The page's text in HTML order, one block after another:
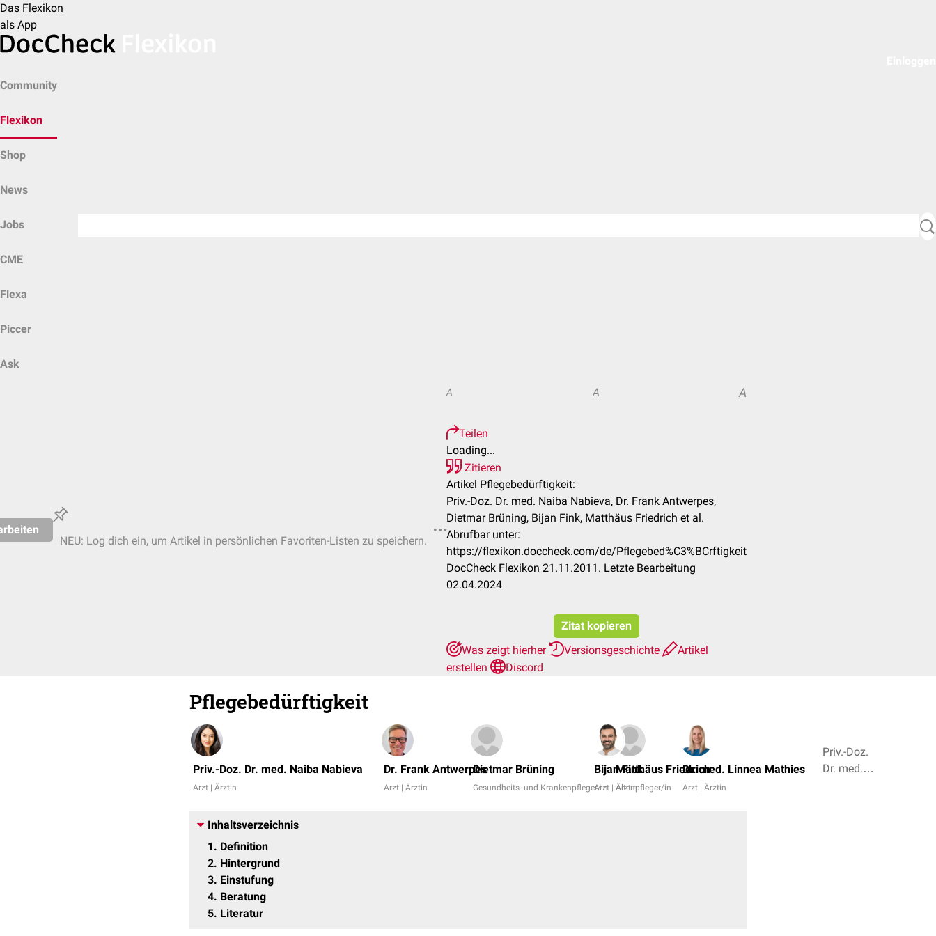
Das Flexikon
als App
Community
Flexikon
Shop
News
Jobs
CME
Flexa
Piccer
Ask
NEU: Log dich ein, um Artikel in persönlichen Favoriten-Listen zu speichern.
A A A
Teilen
Loading...
Zitieren
Artikel Pflegebedürftigkeit:
Priv.-Doz. Dr. med. Naiba Nabieva, Dr. Frank Antwerpes,
Dietmar Brüning, Bijan Fink, Matthäus Friedrich et al.
Abrufbar unter:
https://flexikon.doccheck.com/de/Pflegebed%C3%BCrftigkeit
DocCheck Flexikon 21.11.2011. Letzte Bearbeitung
02.04.2024
Zitat kopieren
Was zeigt hierher
Versionsgeschichte
Artikel
erstellen
Discord
Pflegebedürftigkeit
Priv.-Doz. Dr. med. Naiba Nabieva
Arzt | Ärztin
Dr. Frank Antwerpes
Arzt | Ärztin
Dietmar Brüning
Gesundheits- und Krankenpfleger/in
Bijan Fink
Arzt | Ärztin
Matthäus Friedrich
Altenpfleger/in
Dr. med. Linnea Mathies
Arzt | Ärztin
Priv.-Doz.
Dr. med.
Inhaltsverzeichnis
1
Definition
2 Hintergrund
3 Einstufung
4 Beratung
5 Literatur